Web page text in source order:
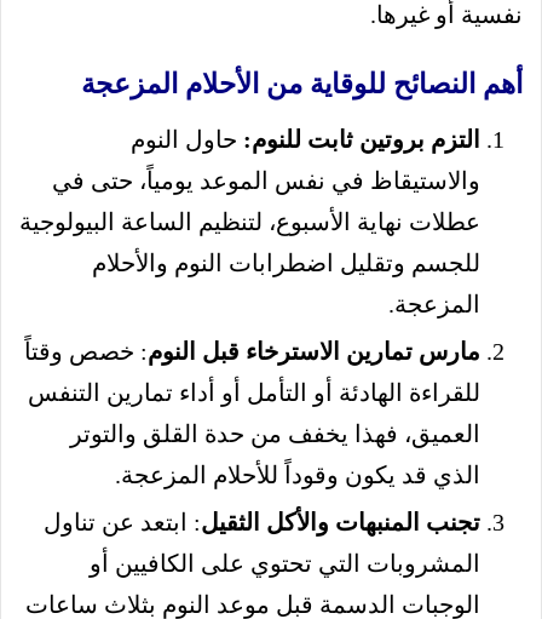
نفسية أو غيرها.
أهم النصائح للوقاية من الأحلام المزعجة
التزم بروتين ثابت للنوم: حاول النوم
والاستيقاظ في نفس الموعد يومياً، حتى في
عطلات نهاية الأسبوع، لتنظيم الساعة البيولوجية
للجسم وتقليل اضطرابات النوم والأحلام
المزعجة.
مارس تمارين الاسترخاء قبل النوم: خصص وقتاً
للقراءة الهادئة أو التأمل أو أداء تمارين التنفس
العميق، فهذا يخفف من حدة القلق والتوتر
الذي قد يكون وقوداً للأحلام المزعجة.
تجنب المنبهات والأكل الثقيل: ابتعد عن تناول
المشروبات التي تحتوي على الكافيين أو
الوجبات الدسمة قبل موعد النوم بثلاث ساعات